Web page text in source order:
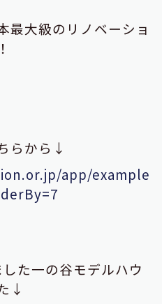
最大級のリノベーショ
らから↓
app/example
た一の谷モデルハウ
↓